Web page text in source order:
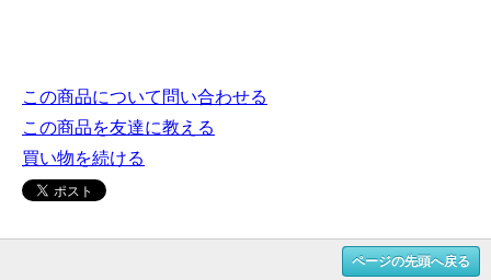
この商品について問い合わせる
この商品を友達に教える
買い物を続ける
ページの先頭へ戻る